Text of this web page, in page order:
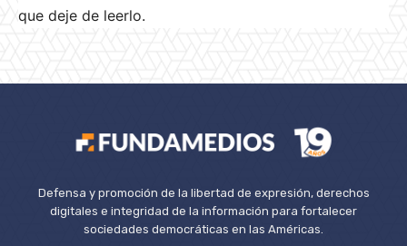
que deje de leerlo.
Defensa y promoción de la libertad de expresión, derechos
digitales e integridad de la información para fortalecer
sociedades democráticas en las Américas.